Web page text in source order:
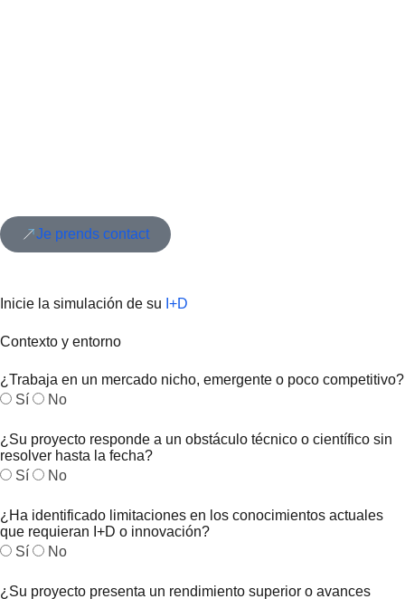
Je prends contact
Inicie la simulación de su I+D
Contexto y entorno
¿Trabaja en un mercado nicho, emergente o poco competitivo?
Sí
No
¿Su proyecto responde a un obstáculo técnico o científico sin
resolver hasta la fecha?
Sí
No
¿Ha identificado limitaciones en los conocimientos actuales
que requieran I+D o innovación?
Sí
No
¿Su proyecto presenta un rendimiento superior o avances